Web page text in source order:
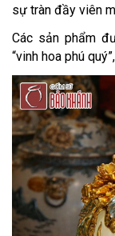
sự tràn đầy viên
Các sản phẩm
“vinh hoa phú